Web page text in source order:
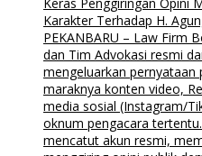
Karakter Terhadap H.
PEKANBARU – Law Firm
dan Tim Advokasi resmi
mengeluarkan pernyataan
maraknya konten video,
media sosial (Instagram/
oknum pengacara
mencatut akun resmi,